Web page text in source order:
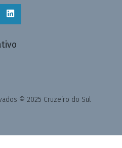
© 2025 Cruzeiro do Sul